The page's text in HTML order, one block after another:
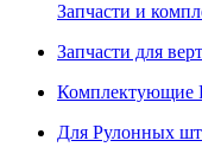
Запчасти и
Запчасти для
Комплектующие
Для Рулонных